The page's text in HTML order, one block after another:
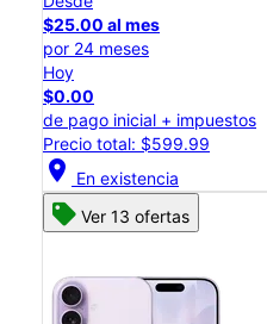
$25.00 al mes
por 24 meses
Hoy
$0.00
de pago inicial + impuestos
Precio total: $599.99
location_on En existencia
Ver 13 ofertas